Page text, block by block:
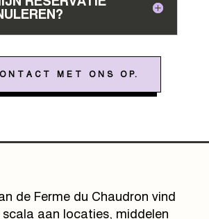
MET ONS OP.
de Ferme du Chaudron vind
scala aan locaties, middelen